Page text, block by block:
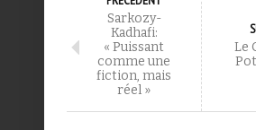
Sarkozy-
Kadhafi:
« Puissant
comme une
fiction, mais
réel »
Le